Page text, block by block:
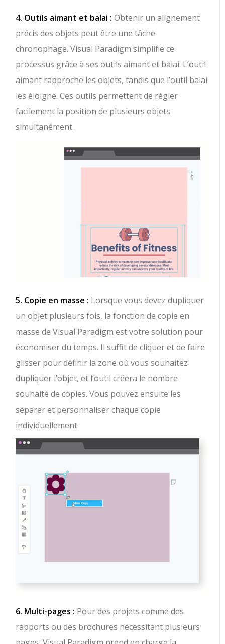
4. Outils aimant et balai : Obtenir un alignement
précis des objets peut être une tâche
chronophage. Visual Paradigm simplifie ce
processus grâce à ses outils aimant et balai. L’outil
aimant rapproche les objets, tandis que l’outil balai
les éloigne. Ces outils permettent de régler
facilement la position de plusieurs objets
simultanément.
5. Copie en masse : Lorsque vous devez dupliquer
un objet plusieurs fois, la fonction de copie en
masse de Visual Paradigm est votre solution pour
économiser du temps. Il suffit de cliquer et de faire
glisser pour définir la zone où vous souhaitez
dupliquer l’objet, et l’outil créera le nombre
souhaité de copies. Vous pouvez ensuite les
séparer et personnaliser chaque copie
individuellement.
6. Multi-pages : Pour des projets comme des
rapports ou des brochures nécessitant plusieurs